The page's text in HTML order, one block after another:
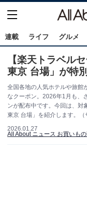
連載 ライフ グルメ
【楽天トラベル
東京 台場」が特
全国各地の人気ホテルや旅館
なクーポン。2026年1月も、
ンが配布中です。今回は、対
東京 台場」を紹介します。（
2026.01.27
All About ニュース お買いも